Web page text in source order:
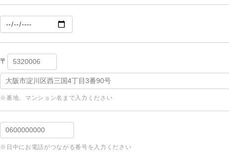
〒
※番地、マンション名まで入力ください
※日中にお電話がつながる番号を入力ください